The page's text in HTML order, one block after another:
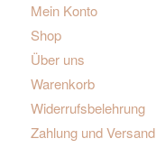
Mein Konto
Shop
Über uns
Warenkorb
Widerrufsbelehrung
Zahlung und Versand